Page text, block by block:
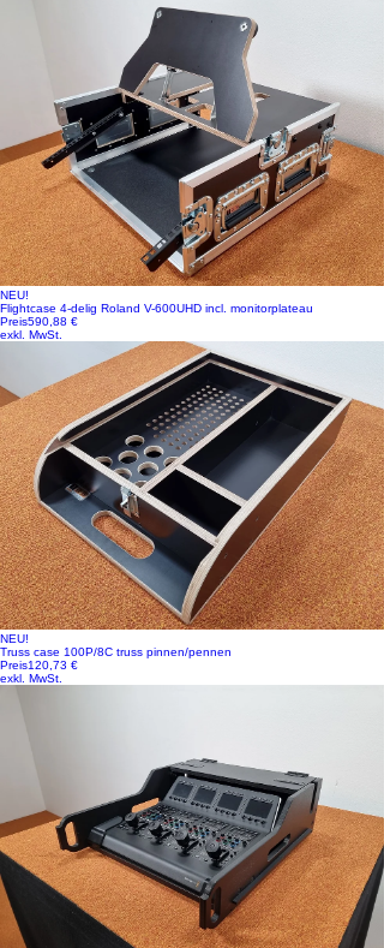
NEU!
Flightcase 4-delig Roland V-600UHD incl. monitorplateau
Preis590,88 €
exkl. MwSt.
NEU!
Truss case 100P/8C truss pinnen/pennen
Preis120,73 €
exkl. MwSt.